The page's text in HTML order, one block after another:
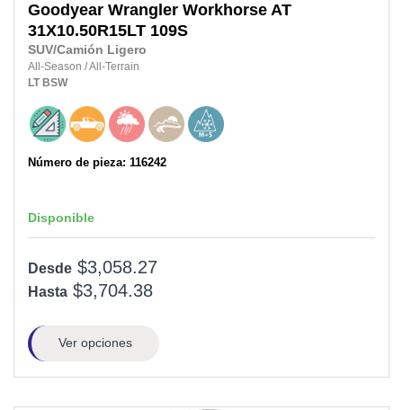
Goodyear Wrangler Workhorse AT
31X10.50R15LT 109S
SUV/Camión Ligero
All-Season /All-Terrain
LT BSW
Número de pieza: 116242
Disponible
Desde $3,058.27
Hasta $3,704.38
Ver opciones